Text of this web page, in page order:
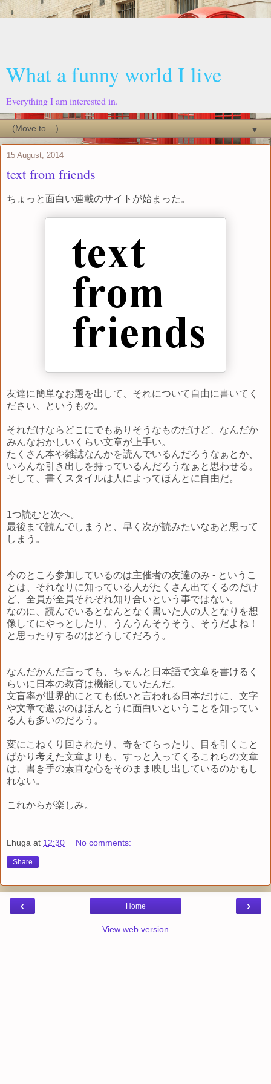
What a funny world I live
Everything I am interested in.
▼
15 August, 2014
text from friends
ちょっと面白い連載のサイトが始まった。
友達に簡単なお題を出して、それについて自由に書いてく
ださい、というもの。
それだけならどこにでもありそうなものだけど、なんだか
みんなおかしいくらい文章が上手い。
たくさん本や雑誌なんかを読んでいるんだろうなぁとか、
いろんな引き出しを持っているんだろうなぁと思わせる。
そして、書くスタイルは人によってほんとに自由だ。
1つ読むと次へ。
最後まで読んでしまうと、早く次が読みたいなあと思って
しまう。
今のところ参加しているのは主催者の友達のみ - というこ
とは、それなりに知っている人がたくさん出てくるのだけ
ど、全員が全員それぞれ知り合いという事ではない。
なのに、読んでいるとなんとなく書いた人の人となりを想
像してにやっとしたり、うんうんそうそう、そうだよね！
と思ったりするのはどうしてだろう。
なんだかんだ言っても、ちゃんと日本語で文章を書けるく
らいに日本の教育は機能していたんだ。
文盲率が世界的にとても低いと言われる日本だけに、文字
や文章で遊ぶのはほんとうに面白いということを知ってい
る人も多いのだろう。
変にこねくり回されたり、奇をてらったり、目を引くこと
ばかり考えた文章よりも、すっと入ってくるこれらの文章
は、書き手の素直な心をそのまま映し出しているのかもし
れない。
これからが楽しみ。
Lhuga at 12:30 No comments:
Share
‹ ›
Home
View web version